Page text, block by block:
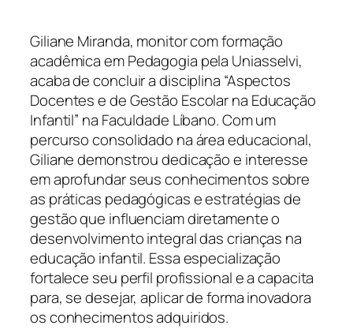
Giliane Miranda, monitor com formação
acadêmica em Pedagogia pela Uniasselvi,
acaba de concluir a disciplina “Aspectos
Docentes e de Gestão Escolar na Educação
Infantil” na Faculdade Líbano. Com um
percurso consolidado na área educacional,
Giliane demonstrou dedicação e interesse
em aprofundar seus conhecimentos sobre
as práticas pedagógicas e estratégias de
gestão que influenciam diretamente o
desenvolvimento integral das crianças na
educação infantil. Essa especialização
fortalece seu perfil profissional e a capacita
para, se desejar, aplicar de forma inovadora
os conhecimentos adquiridos.